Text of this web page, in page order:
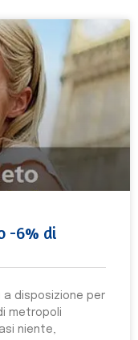
-6% di
a disposizione per
metropoli
niente,